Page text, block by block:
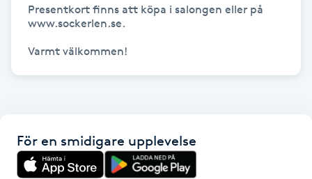
Hudföryngring
Hudvård
Presentkort finns att köpa i salongen eller på
www.sockerlen.se.
Varmt välkommen!
För en smidigare upplevelse